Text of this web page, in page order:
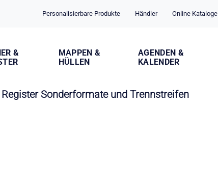
Personalisierbare Produkte Händler Online Kataloge
&
MAPPEN &
HÜLLEN
AGENDEN &
KALENDER
Register Sonderformate und Trennstreifen